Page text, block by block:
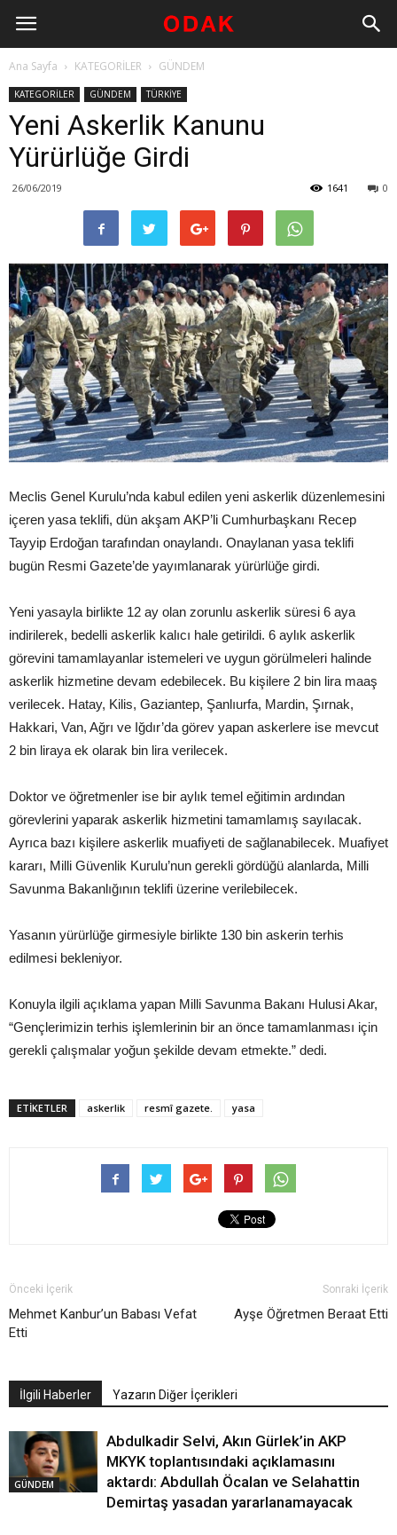
Ana Sayfa KATEGORİLER GÜNDEM
KATEGORİLER GÜNDEM TÜRKİYE
Yeni Askerlik Kanunu
Yürürlüğe Girdi
26/06/2019 0
1641
Meclis Genel Kurulu’nda kabul edilen yeni askerlik düzenlemesini
içeren yasa teklifi, dün akşam AKP’li Cumhurbaşkanı Recep
Tayyip Erdoğan tarafından onaylandı. Onaylanan yasa teklifi
bugün Resmi Gazete’de yayımlanarak yürürlüğe girdi.
Yeni yasayla birlikte 12 ay olan zorunlu askerlik süresi 6 aya
indirilerek, bedelli askerlik kalıcı hale getirildi. 6 aylık askerlik
görevini tamamlayanlar istemeleri ve uygun görülmeleri halinde
askerlik hizmetine devam edebilecek. Bu kişilere 2 bin lira maaş
verilecek. Hatay, Kilis, Gaziantep, Şanlıurfa, Mardin, Şırnak,
Hakkari, Van, Ağrı ve Iğdır’da görev yapan askerlere ise mevcut
2 bin liraya ek olarak bin lira verilecek.
Doktor ve öğretmenler ise bir aylık temel eğitimin ardından
görevlerini yaparak askerlik hizmetini tamamlamış sayılacak.
Ayrıca bazı kişilere askerlik muafiyeti de sağlanabilecek. Muafiyet
kararı, Milli Güvenlik Kurulu’nun gerekli gördüğü alanlarda, Milli
Savunma Bakanlığının teklifi üzerine verilebilecek.
Yasanın yürürlüğe girmesiyle birlikte 130 bin askerin terhis
edilmesi bekleniyor.
Konuyla ilgili açıklama yapan Milli Savunma Bakanı Hulusi Akar,
“Gençlerimizin terhis işlemlerinin bir an önce tamamlanması için
gerekli çalışmalar yoğun şekilde devam etmekte.” dedi.
ETIKETLER askerlik resmî gazete. yasa
Önceki İçerik
Mehmet Kanbur’un Babası Vefat
Etti
Sonraki İçerik
Ayşe Öğretmen Beraat Etti
İlgili Haberler Yazarın Diğer İçerikleri
GÜNDEM
Abdulkadir Selvi, Akın Gürlek’in AKP
MKYK toplantısındaki açıklamasını
aktardı: Abdullah Öcalan ve Selahattin
Demirtaş yasadan yararlanamayacak